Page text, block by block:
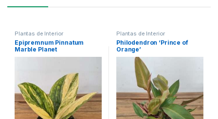
Plantas de Interior
Epipremnum Pinnatum
Marble Planet
Plantas de Interior
Philodendron ‘Prince of
Orange’